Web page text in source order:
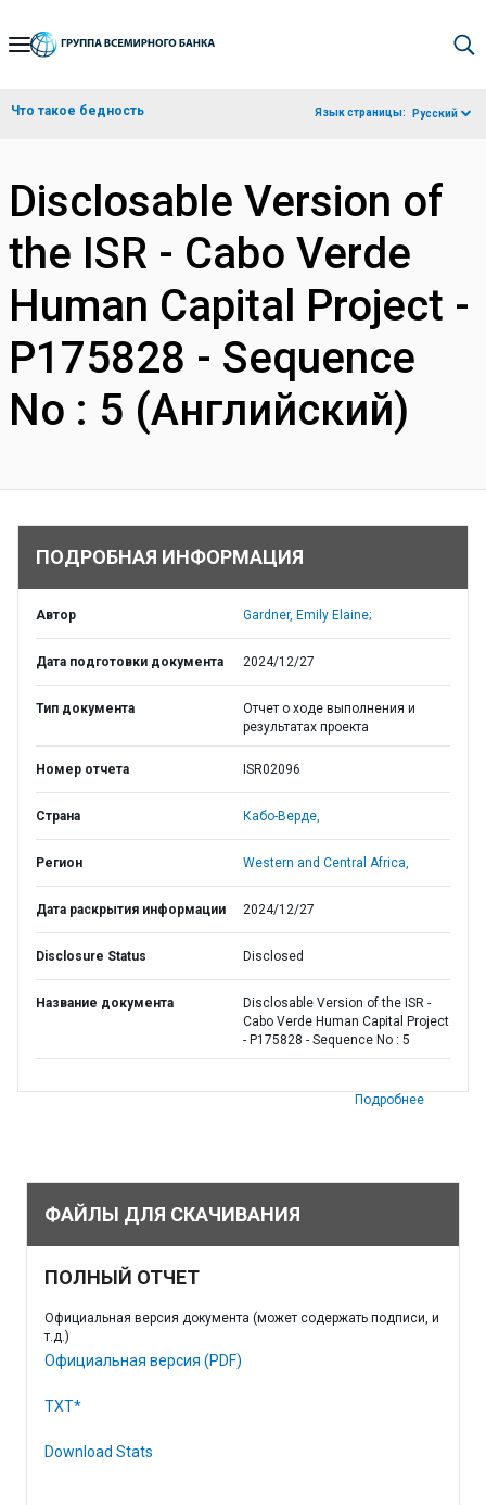
Skip
Navigation
Что такое бедность Язык страницы: Русский
Disclosable Version of
the ISR - Cabo Verde
Human Capital Project -
P175828 - Sequence
No : 5 (Английский)
ПОДРОБНАЯ ИНФОРМАЦИЯ
Автор Gardner, Emily Elaine;
Дата подготовки документа 2024/12/27
Тип документа
Отчет о ходе выполнения и
результатах проекта
Номер отчета ISR02096
Страна Кабо-Верде,
Регион Western and Central Africa,
Дата раскрытия информации 2024/12/27
Disclosure Status Disclosed
Название документа
Disclosable Version of the ISR -
Cabo Verde Human Capital Project
- P175828 - Sequence No : 5
Подробнее
ФАЙЛЫ ДЛЯ СКАЧИВАНИЯ
ПОЛНЫЙ ОТЧЕТ
Официальная версия документа (может содержать подписи, и
т.д.)
Официальная версия (PDF)
TXT*
Download Stats